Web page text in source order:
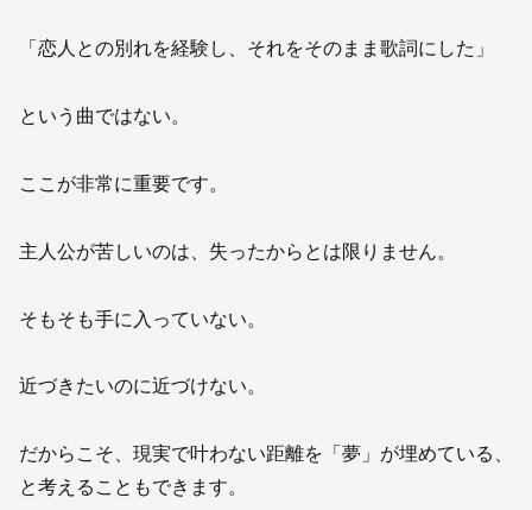
「恋人との別れを経験し、それをそのまま歌詞にした」
という曲ではない。
ここが非常に重要です。
主人公が苦しいのは、失ったからとは限りません。
そもそも手に入っていない。
近づきたいのに近づけない。
だからこそ、現実で叶わない距離を「夢」が埋めている、
と考えることもできます。